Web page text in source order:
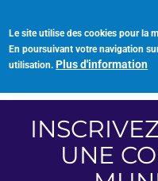
Le site utilise des cookies pour la
En poursuivant votre navigation
utilisation. Plus d'information
contenu
principal
UNE